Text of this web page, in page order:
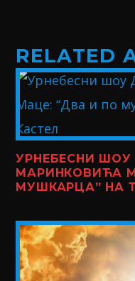
RELATED
УРНЕБЕСНИ ШОУ
МАРИНКОВИЋА
МУШКАРЦА” НА